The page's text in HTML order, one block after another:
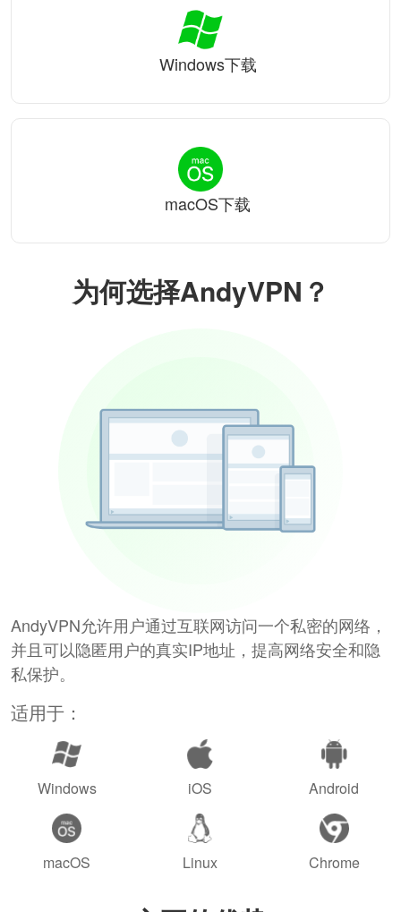
为何选择AndyVPN？
AndyVPN允许用户通过互联网访问一个私密的网络，
并且可以隐匿用户的真实IP地址，提高网络安全和隐
私保护。
适用于：
Windows iOS Android
macOS Linux Chrome
Windows下载
macOS下载